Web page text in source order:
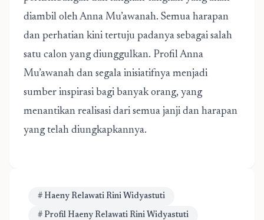
diambil oleh Anna Mu’awanah. Semua harapan
dan perhatian kini tertuju padanya sebagai salah
satu calon yang diunggulkan. Profil Anna
Mu’awanah dan segala inisiatifnya menjadi
sumber inspirasi bagi banyak orang, yang
menantikan realisasi dari semua janji dan harapan
yang telah diungkapkannya.
# Haeny Relawati Rini Widyastuti
# Profil Haeny Relawati Rini Widyastuti